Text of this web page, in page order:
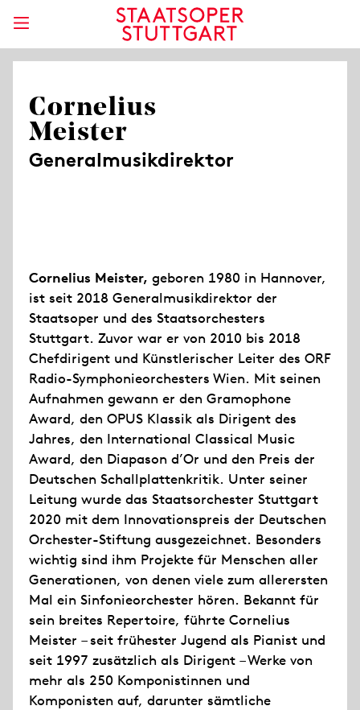
Cornelius
Meister
Generalmusikdirektor
Cornelius Meister, geboren 1980 in Hannover,
ist seit 2018 Generalmusikdirektor der
Staatsoper und des Staatsorchesters
Stuttgart. Zuvor war er von 2010 bis 2018
Chefdirigent und Künstlerischer Leiter des ORF
Radio-Symphonieorchesters Wien. Mit seinen
Aufnahmen gewann er den Gramophone
Award, den OPUS Klassik als Dirigent des
Jahres, den International Classical Music
Award, den Diapason d’Or und den Preis der
Deutschen Schallplattenkritik. Unter seiner
Leitung wurde das Staatsorchester Stuttgart
2020 mit dem Innovationspreis der Deutschen
Orchester-Stiftung ausgezeichnet. Besonders
wichtig sind ihm Projekte für Menschen aller
Generationen, von denen viele zum allerersten
Mal ein Sinfonieorchester hören. Bekannt für
sein breites Repertoire, führte Cornelius
Meister – seit frühester Jugend als Pianist und
seit 1997 zusätzlich als Dirigent – Werke von
mehr als 250 Komponistinnen und
Komponisten auf, darunter sämtliche